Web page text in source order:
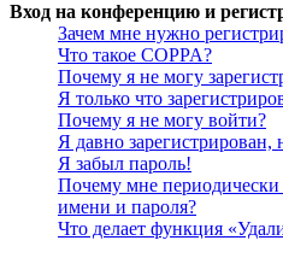
Вход на конференцию и
Зачем мне нужно
Что такое COPPA?
Почему я не могу
Я только что
Почему я не могу войти?
Я давно
Я забыл пароль!
Почему мне периодически
имени и пароля?
Что делает функция